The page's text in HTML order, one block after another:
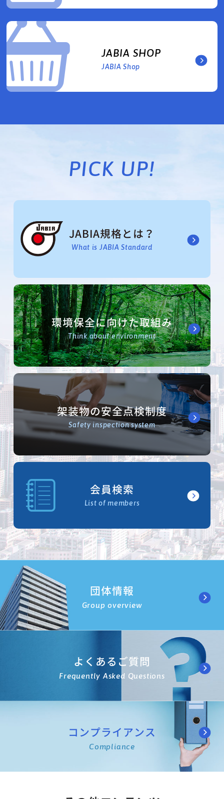
JABIA SHOP
JABIA Shop
PICK UP!
JABIA規格とは？
What is JABIA Standard
環境保全に向けた取組み
Think about environment
架装物の安全点検制度
Safety inspection system
会員検索
List of members
団体情報
Group overview
よくあるご質問
Frequently Asked Questions
コンプライアンス
Compliance